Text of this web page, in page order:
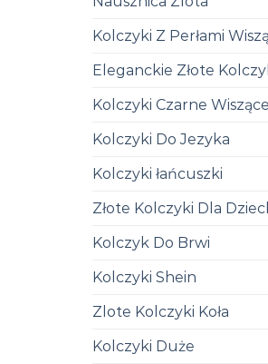
Kolczyki Z Perłami
Eleganckie Złote
Kolczyki Czarne Wiszące
Kolczyki Do Jezyka
Kolczyki łańcuszki
Złote Kolczyki Dla
Kolczyk Do Brwi
Kolczyki Shein
Zlote Kolczyki Koła
Kolczyki Duże